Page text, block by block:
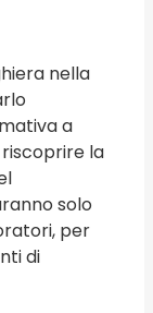
nella
a
la
solo
per
di